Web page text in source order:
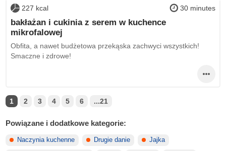
227 kcal 30 minutes
bakłażan i cukinia z serem w kuchence
mikrofalowej
Obfita, a nawet budżetowa przekąska zachwyci wszystkich!
Smaczne i zdrowe!
1 2 3 4 5 6 ...21
Powiązane i dodatkowe kategorie:
Naczynia kuchenne Drugie danie Jajka